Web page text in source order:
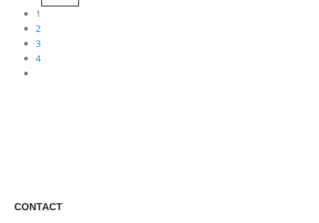
1
2
3
4
CONTACT